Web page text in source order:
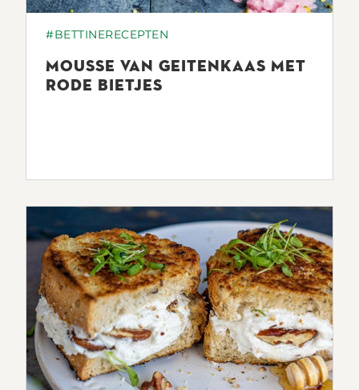
#BETTINERECEPTEN
MOUSSE VAN GEITENKAAS MET
RODE BIETJES